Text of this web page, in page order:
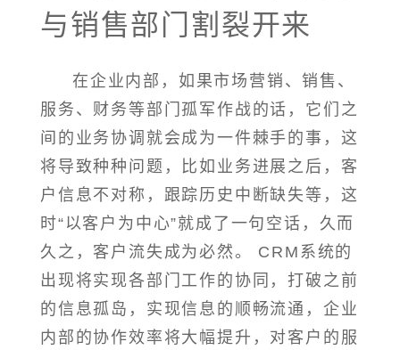
与销售部门割裂开来
在企业内部，如果市场营销、销售、
服务、财务等部门孤军作战的话，它们之
间的业务协调就会成为一件棘手的事，这
将导致种种问题，比如业务进展之后，客
户信息不对称，跟踪历史中断缺失等，这
时“以客户为中心”就成了一句空话，久而
久之，客户流失成为必然。 CRM系统的
出现将实现各部门工作的协同，打破之前
的信息孤岛，实现信息的顺畅流通，企业
内部的协作效率将大幅提升，对客户的服